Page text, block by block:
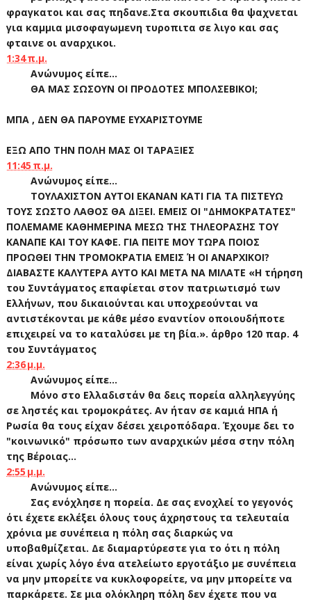
φραγκατοι και σας πηδανε.Στα σκουπιδια θα ψαχνεται
για καμμια μισοφαγωμενη τυροπιτα σε λιγο και σας
φταινε οι αναρχικοι.
1:34 π.μ.
Ανώνυμος είπε...
ΘΑ ΜΑΣ ΣΩΣΟΥΝ ΟΙ ΠΡΟΔΟΤΕΣ ΜΠΟΛΣΕΒΙΚΟΙ;
ΜΠΑ , ΔΕΝ ΘΑ ΠΑΡΟΥΜΕ ΕΥΧΑΡΙΣΤΟΥΜΕ
ΕΞΩ ΑΠΟ ΤΗΝ ΠΟΛΗ ΜΑΣ ΟΙ ΤΑΡΑΞΙΕΣ
11:45 π.μ.
Ανώνυμος είπε...
ΤΟΥΛΑΧΙΣΤΟΝ ΑΥΤΟΙ ΕΚΑΝΑΝ ΚΑΤΙ ΓΙΑ ΤΑ ΠΙΣΤΕΥΩ
ΤΟΥΣ ΣΩΣΤΟ ΛΑΘΟΣ ΘΑ ΔΙΞΕΙ. ΕΜΕΙΣ ΟΙ "ΔΗΜΟΚΡΑΤΑΤΕΣ"
ΠΟΛΕΜΑΜΕ ΚΑΘΗΜΕΡΙΝΑ ΜΕΣΩ ΤΗΣ ΤΗΛΕΟΡΑΣΗΣ ΤΟΥ
ΚΑΝΑΠΕ ΚΑΙ ΤΟΥ ΚΑΦΕ. ΓΙΑ ΠΕΙΤΕ ΜΟΥ ΤΩΡΑ ΠΟΙΟΣ
ΠΡΟΩΘΕΙ ΤΗΝ ΤΡΟΜΟΚΡΑΤΙΑ ΕΜΕΙΣ Ή ΟΙ ΑΝΑΡΧΙΚΟΙ?
ΔΙΑΒΑΣΤΕ ΚΑΛΥΤΕΡΑ ΑΥΤΟ ΚΑΙ ΜΕΤΑ ΝΑ ΜΙΛΑΤΕ «H τήρηση
του Συντάγματος επαφίεται στον πατριωτισμό των
Eλλήνων, που δικαιούνται και υποχρεούνται να
αντιστέκονται με κάθε μέσο εναντίον οποιουδήποτε
επιχειρεί να το καταλύσει με τη βία.». άρθρο 120 παρ. 4
του Συντάγματος
2:36 μ.μ.
Ανώνυμος είπε...
Μόνο στο Ελλαδιστάν θα δεις πορεία αλληλεγγύης
σε ληστές και τρομοκράτες. Αν ήταν σε καμιά ΗΠΑ ή
Ρωσία θα τους είχαν δέσει χειροπόδαρα. Έχουμε δει το
"κοινωνικό" πρόσωπο των αναρχικών μέσα στην πόλη
της Βέροιας...
2:55 μ.μ.
Ανώνυμος είπε...
Σας ενόχλησε η πορεία. Δε σας ενοχλεί το γεγονός
ότι έχετε εκλέξει όλους τους άχρηστους τα τελευταία
χρόνια με συνέπεια η πόλη σας διαρκώς να
υποβαθμίζεται. Δε διαμαρτύρεστε για το ότι η πόλη
είναι χωρίς λόγο ένα ατελείωτο εργοτάξιο με συνέπεια
να μην μπορείτε να κυκλοφορείτε, να μην μπορείτε να
παρκάρετε. Σε μια ολόκληρη πόλη δεν έχετε που να